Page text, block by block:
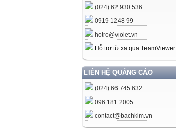
(024) 62 930 536
0919 1248 99
hotro@violet.vn
Hỗ trợ từ xa qua TeamViewer
LIÊN HỆ QUẢNG CÁO
(024) 66 745 632
096 181 2005
contact@bachkim.vn